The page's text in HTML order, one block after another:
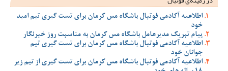
اطلاعیه آکادمی فوتبال باشگاه مس کرمان برای تست گیری تیم امید
خود
پیام تبریک مدیرعامل باشگاه مس کرمان به مناسبت روز خبرنگار
اطلاعیه آکادمی فوتبال باشگاه مس کرمان برای تست گیری تیم
جوانان خود
اطلاعیه آکادمی فوتبال باشگاه مس کرمان برای تست گیری از تیم زیر